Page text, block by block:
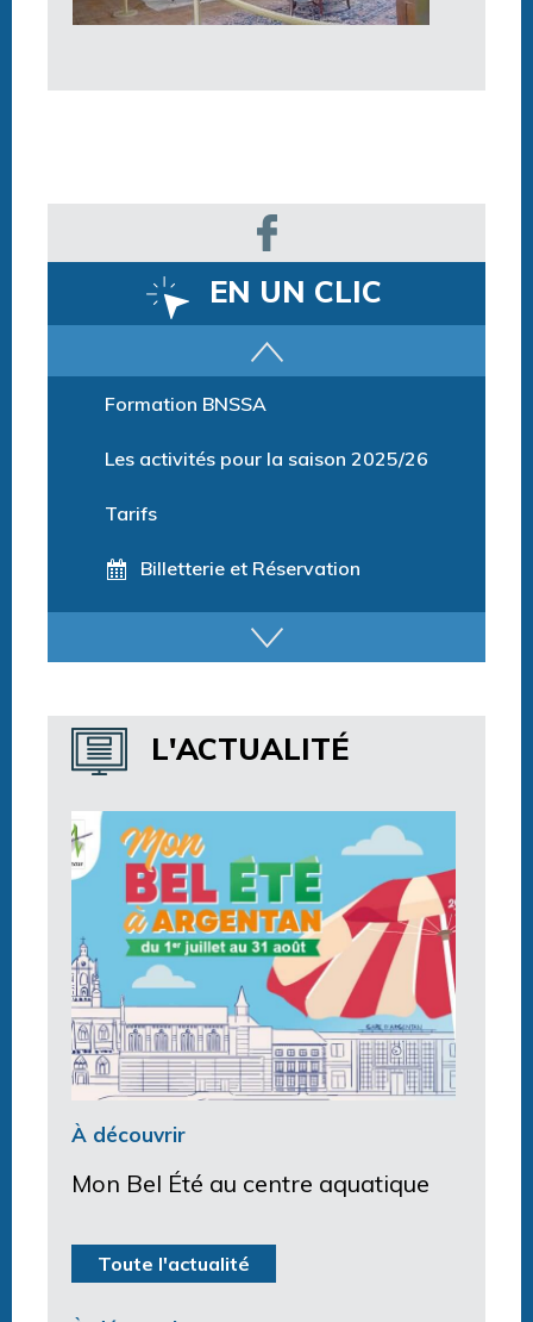
EN UN CLIC
Parcours training
Horaires espace détente
Horaires centre aquatique
L'ACTUALITÉ
À découvrir
Mon Bel Été au centre aquatique
Toute l'actualité